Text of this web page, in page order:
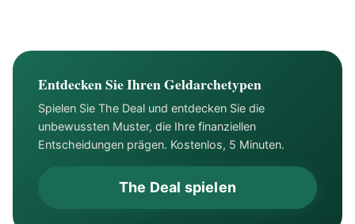
Entdecken Sie Ihren Geldarchetypen
Spielen Sie The Deal und entdecken Sie die
unbewussten Muster, die Ihre finanziellen
Entscheidungen prägen. Kostenlos, 5 Minuten.
The Deal spielen